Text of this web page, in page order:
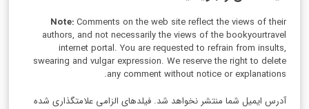
Note:Comments on the web site reflect the views of their
authors, and not necessarily the views of the bookyourtravel
internet portal. You are requested to refrain from insults,
swearing and vulgar expression. We reserve the right to delete
any comment without notice or explanations.
آدرس ایمیل شما منتشر نخواهد شد. فیلدهای الزامی علامتگذاری شده